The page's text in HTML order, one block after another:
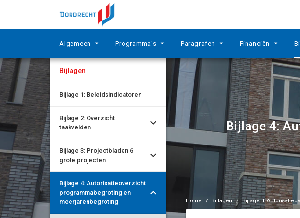
Ga naar de inhoud van deze pagina.
Algemeen Programma's Paragrafen Financiën
Bijlagen
Bijlage 1: Beleidsindicatoren
Bijlage 2: Overzicht
taakvelden
Bijlage 3: Projectbladen 6
grote projecten
Bijlage 4: Autorisatieoverzicht
programmabegroting en
meerjarenbegroting
Bijlage 4:
Home Bijlagen Bijlage 4: